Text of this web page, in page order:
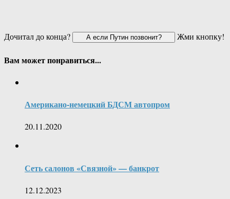
Дочитал до конца? Жми кнопку!
Вам может понравиться...
Американо-немецкий БДСМ автопром
20.11.2020
Сеть салонов «Связной» — банкрот
12.12.2023